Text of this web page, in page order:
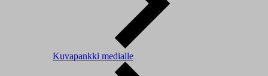
Kuvapankki medialle